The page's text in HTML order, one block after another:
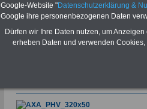
Informationen
Google-Website "Datenschutzerklärung &
Google ihre personenbezogenen Daten
Dürfen wir Ihre Daten nutzen, um
erheben Daten und verwenden